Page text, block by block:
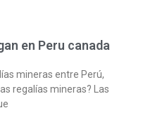
en Peru canada
mineras entre Perú,
regalías mineras? Las